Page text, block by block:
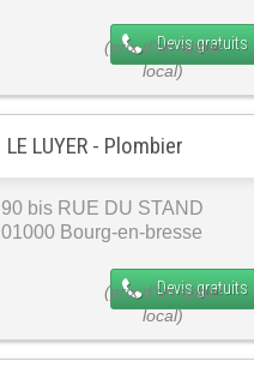
Devis gratuits
LE LUYER - Plombier
90 bis RUE DU STAND
01000 Bourg-en-bresse
Devis gratuits